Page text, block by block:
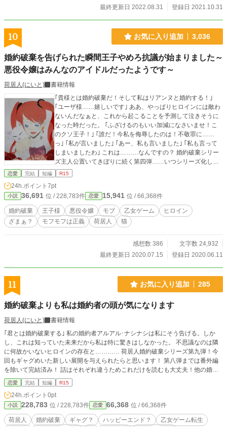
最終更新日 2022.08.31
登録日 2021.10.31
10 お気に入り追加 3,036
婚約破棄を告げられた瞬間王子やめろ抗議が始まりました～
悪役令嬢はみんなのアイドルだったようです～
荷居人(にいと)
書籍情報
｢貴様とは婚約破棄だ！そして私はリアンヌと婚約する！｣
｢ユーザ様……嬉しいです｣ ああ、やっぱりヒロインには敵わ
ないんだなぁと、これから起こることを予測して泣きそうに
なった時だった。 ｢ふざけるのもいい加減になさいませ！こ
のクソ王子！｣ ｢誰だ！今私を侮辱したのは！不敬罪に……
っ｣ ｢私が言いました｣ ｢あー、私も言いました｣ ｢私も言って
しまいましたわ｣ これは………なんですの？ 婚約破棄シリー
ズ主人公置いてきぼりに続く第四弾……いつシリーズ化した
か、それは私にもわからない。 とりあえず婚約破棄シリーズ
賛公開中です！ 可愛らしい血が流れているためR15に。 表紙
ははつ様に描いていただきました！ たくさんの応援ありがと
うございますm(_ _)mご指摘は修正させていただきました。
また、明らかな中傷コメントはおやめください。作品を読ん
でのご意見ならともかく明らかに暴言と見なされる言葉や自
のガイドラインの禁止事項にもなります。何事も度が過ぎた
行為は私以外の作品でもやめましょう。
恋愛 完結 短編 R15
24h.ポイント 7pt
小説 36,691 位 / 228,783件 恋愛 15,941 位 / 66,368件
婚約破棄 王子様 悪役令嬢 モブ 乙女ゲーム
ヒロイン
ざまぁ？
モフモフは正義 荷居人 猫
感想数 386
文字数 24,932
最終更新日 2020.07.15
登録日 2020.06.11
11 お気に入り追加 285
婚約破棄よりも私は婚約者の頭が気になります
荷居人(にいと)
書籍情報
｢君とは婚約破棄する｣ 私の婚約者アルアル･ナシナシは私にそう告げる。しか
し、これは知っていた未来だから私は特に驚きはしなかった。 不思議なのは隣
に何故かいないヒロインの存在と………… 荷居人婚約破棄シリーズ第九弾！今
回もギャグめいた新しい展開を与えられたらと思います！ 第八弾までは番外編
を除いて完結済み！ 話はそれぞれ違うためこれだけを読むも大丈夫！他の婚約
破棄シリーズの作品をさっくり読みたい方は荷居人タグで検索！
恋愛 完結 短編 R15
24h.ポイント 0pt
小説 228,783 位 / 228,783件 恋愛 66,368 位 / 66,368件
荷居人 婚約破棄 ギャグ？ ハッピーエンド？ 乙女ゲーム転生